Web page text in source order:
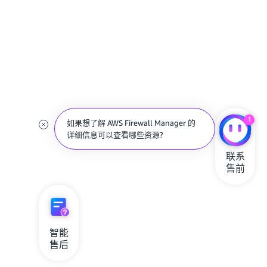
如果想了解 AWS Firewall Manager 的
详细信息可以查看哪些资源?
1
联系
售前
智能
售后